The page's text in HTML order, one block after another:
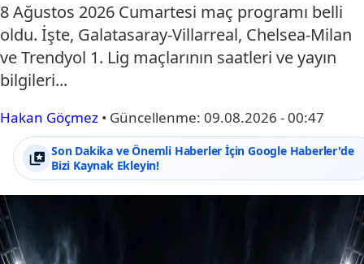
8 Ağustos 2026 Cumartesi maç programı belli
oldu. İşte, Galatasaray-Villarreal, Chelsea-Milan
ve Trendyol 1. Lig maçlarının saatleri ve yayın
bilgileri...
Hakan Göçmez • Güncellenme: 09.08.2026 - 00:47
Son Dakika ve Önemli Haberler İçin Google Haberler'de
Bizi Kaynak Ekleyin!